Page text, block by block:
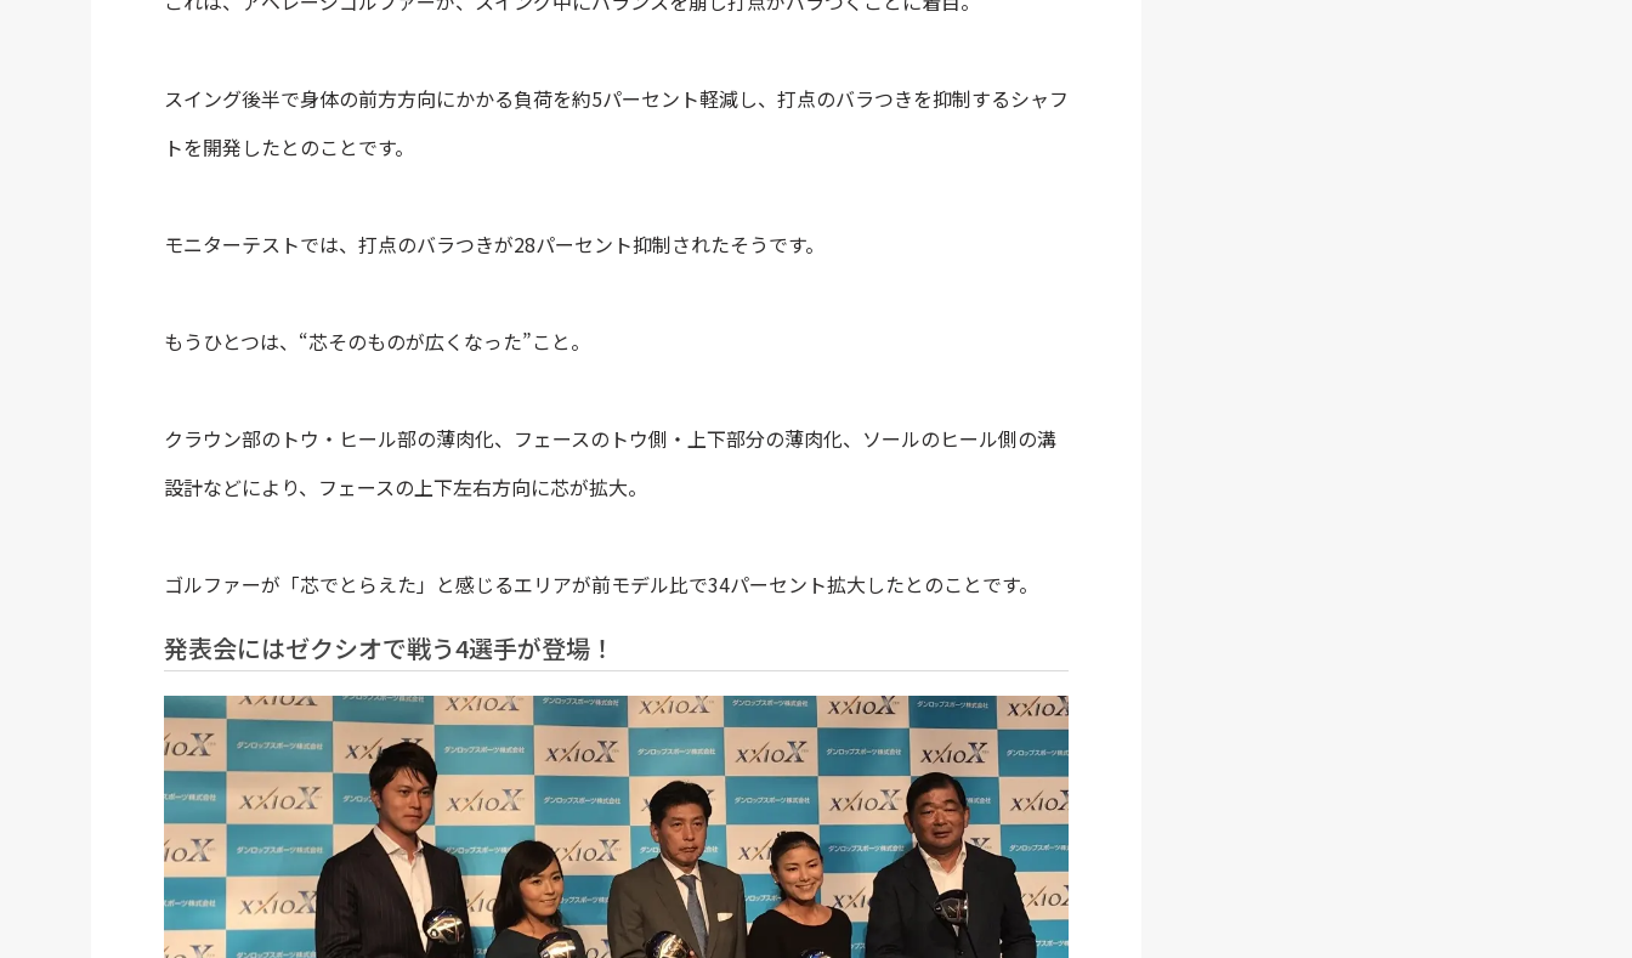
スイング後半で身体の前方方向にかかる負荷を約5パーセント軽減し、打点のバラつきを抑制するシャフ
トを開発したとのことです。
モニターテストでは、打点のバラつきが28パーセント抑制されたそうです。
もうひとつは、“芯そのものが広くなった”こと。
クラウン部のトウ・ヒール部の薄肉化、フェースのトウ側・上下部分の薄肉化、ソールのヒール側の溝
設計などにより、フェースの上下左右方向に芯が拡大。
ゴルファーが「芯でとらえた」と感じるエリアが前モデル比で34パーセント拡大したとのことです。
発表会にはゼクシオで戦う4選手が登場！